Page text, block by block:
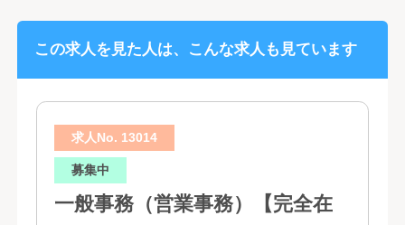
この求人を見た人は、こんな求人も見ています
求人No. 13014
募集中
一般事務（営業事務）【完全在